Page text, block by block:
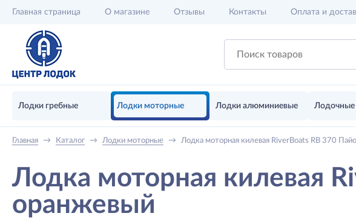
Главная страница О магазине Отзывы Контакты Оплата и
Лодки гребные Лодки моторные Лодки алюминиевые
Главная → Каталог → Лодки моторные → Лодка моторная килевая RiverBoats RB 370
Лодка моторная килевая
оранжевый